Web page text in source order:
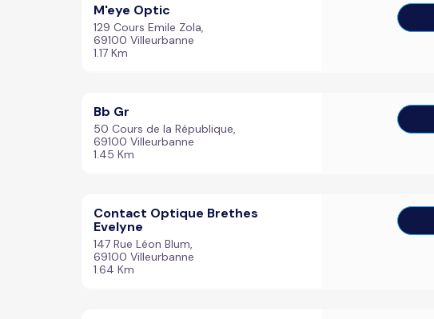
M'eye Optic
129 Cours Emile Zola,
69100 Villeurbanne
1.17 Km
Bb Gr
50 Cours de la République,
69100 Villeurbanne
1.45 Km
Contact Optique Brethes
Evelyne
147 Rue Léon Blum,
69100 Villeurbanne
1.64 Km